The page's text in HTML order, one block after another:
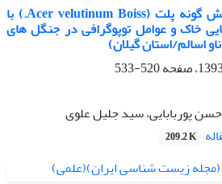
رابطه بین استقرار و پراکنش گونه پلت (Acer velutinum Boiss.) با
خاک و عوامل توپوگرافی در جنگل های
اسالم/استان گیلان)
520-533
پوربابایی، سید جلیل علوی
209.2 K